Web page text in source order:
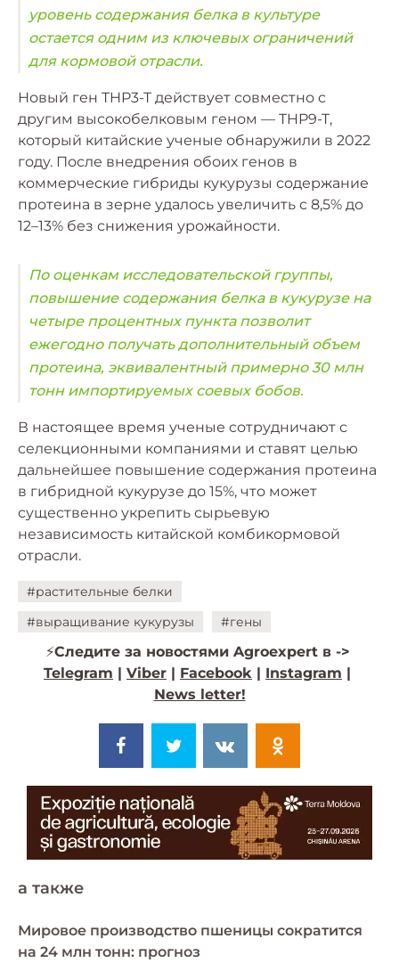
уровень содержания белка в культуре
остается одним из ключевых ограничений
для кормовой отрасли.
Новый ген THP3-T действует совместно с
другим высокобелковым геном — THP9-T,
который китайские ученые обнаружили в 2022
году. После внедрения обоих генов в
коммерческие гибриды кукурузы содержание
протеина в зерне удалось увеличить с 8,5% до
12–13% без снижения урожайности.
По оценкам исследовательской группы,
повышение содержания белка в кукурузе на
четыре процентных пункта позволит
ежегодно получать дополнительный объем
протеина, эквивалентный примерно 30 млн
тонн импортируемых соевых бобов.
В настоящее время ученые сотрудничают с
селекционными компаниями и ставят целью
дальнейшее повышение содержания протеина
в гибридной кукурузе до 15%, что может
существенно укрепить сырьевую
независимость китайской комбикормовой
отрасли.
#растительные белки
#выращивание кукурузы
#гены
⚡️Следите за новостями Agroexpert в ->
Telegram
Viber Facebook Instagram
News letter!
a также
Мировое производство пшеницы сократится
на 24 млн тонн: прогноз